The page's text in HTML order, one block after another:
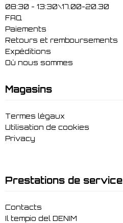
08:30 - 13:30\17.00-20.30
FAQ
Paiements
Retours et remboursements
Expéditions
Où nous sommes
Magasins
Termes légaux
Utilisation de cookies
Privacy
Prestations de service
Contacts
Il tempio del DENIM